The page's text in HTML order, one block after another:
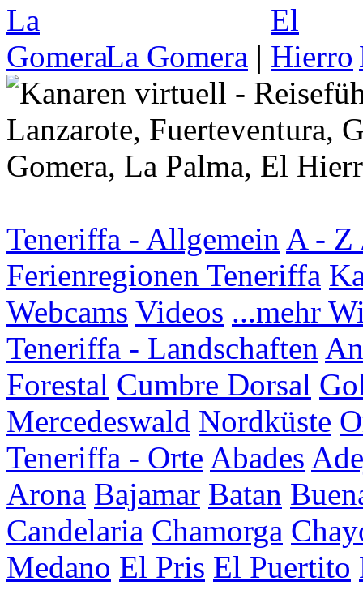
La Gomera |
Teneriffa - Allgemein A - Z
Ferienregionen Teneriffa
Webcams Videos ...mehr
Teneriffa - Landschaften
Forestal Cumbre Dorsal
Mercedeswald Nordküste
Teneriffa - Orte Abades
Arona Bajamar Batan
Candelaria Chamorga
Medano El Pris El Puertito